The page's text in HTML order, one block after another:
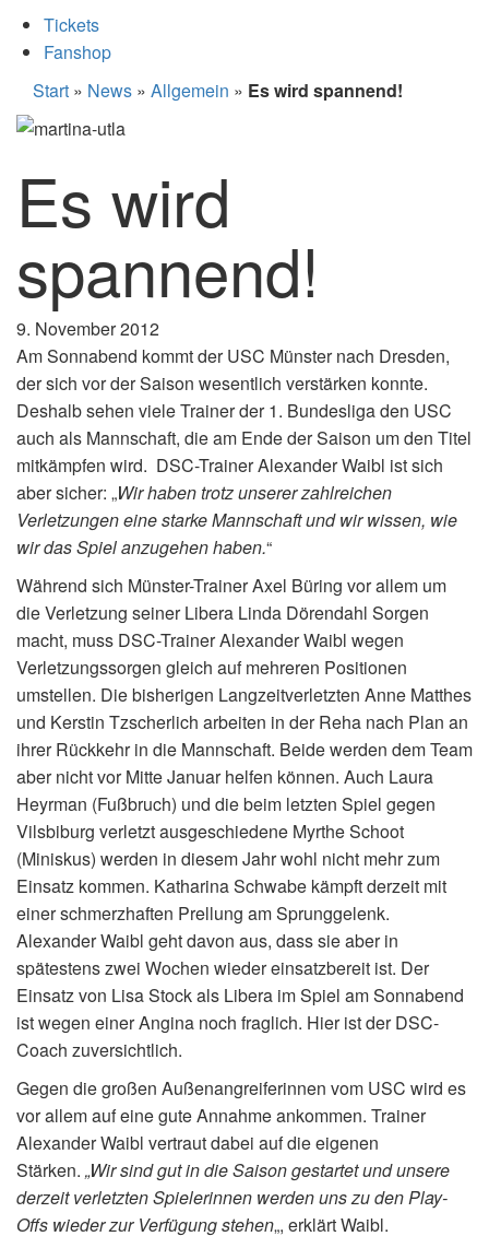
Tickets
Fanshop
Start » News » Allgemein » Es wird spannend!
Es wird
spannend!
9. November 2012
Am Sonnabend kommt der USC Münster nach Dresden,
der sich vor der Saison wesentlich verstärken konnte.
Deshalb sehen viele Trainer der 1. Bundesliga den USC
auch als Mannschaft, die am Ende der Saison um den Titel
mitkämpfen wird. DSC-Trainer Alexander Waibl ist sich
aber sicher: „Wir haben trotz unserer zahlreichen
Verletzungen eine starke Mannschaft und wir wissen, wie
wir das Spiel anzugehen haben.“
Während sich Münster-Trainer Axel Büring vor allem um
die Verletzung seiner Libera Linda Dörendahl Sorgen
macht, muss DSC-Trainer Alexander Waibl wegen
Verletzungssorgen gleich auf mehreren Positionen
umstellen. Die bisherigen Langzeitverletzten Anne Matthes
und Kerstin Tzscherlich arbeiten in der Reha nach Plan an
ihrer Rückkehr in die Mannschaft. Beide werden dem Team
aber nicht vor Mitte Januar helfen können. Auch Laura
Heyrman (Fußbruch) und die beim letzten Spiel gegen
Vilsbiburg verletzt ausgeschiedene Myrthe Schoot
(Miniskus) werden in diesem Jahr wohl nicht mehr zum
Einsatz kommen. Katharina Schwabe kämpft derzeit mit
einer schmerzhaften Prellung am Sprunggelenk.
Alexander Waibl geht davon aus, dass sie aber in
spätestens zwei Wochen wieder einsatzbereit ist. Der
Einsatz von Lisa Stock als Libera im Spiel am Sonnabend
ist wegen einer Angina noch fraglich. Hier ist der DSC-
Coach zuversichtlich.
Gegen die großen Außenangreiferinnen vom USC wird es
vor allem auf eine gute Annahme ankommen. Trainer
Alexander Waibl vertraut dabei auf die eigenen
Stärken. „Wir sind gut in die Saison gestartet und unsere
derzeit verletzten Spielerinnen werden uns zu den Play-
Offs wieder zur Verfügung stehen„, erklärt Waibl.